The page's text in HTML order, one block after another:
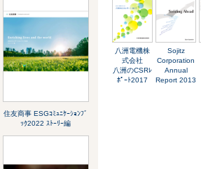
住友商事 ESGｺﾐｭﾆｹｰｼｮﾝﾌﾞ
ｯｸ2022 ｽﾄｰﾘｰ編
八洲電機株
式会社
八洲のCSRﾚ
ﾎﾟｰﾄ2017
Sojitz
Corporation
Annual
Report 2013